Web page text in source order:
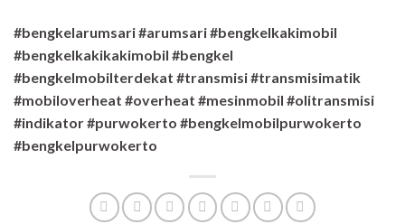
#bengkelarumsari #arumsari #bengkelkakimobil
#bengkelkakikakimobil #bengkel
#bengkelmobilterdekat #transmisi #transmisimatik
#mobiloverheat #overheat #mesinmobil #olitransmisi
#indikator #purwokerto #bengkelmobilpurwokerto
#bengkelpurwokerto